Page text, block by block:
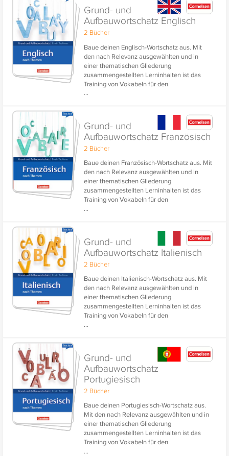
Grund- und
Aufbauwortschatz Englisch
2 Bücher
Baue deinen Englisch-Wortschatz aus. Mit
den nach Relevanz ausgewählten und in
einer thematischen Gliederung
zusammengestellten Lerninhalten ist das
Training von Vokabeln für den
Grundwortschatz und den Erweiterten
Die praktische Vertonung aller Vokabeln
stärkt das Einüben der Aussprache.
...
Grund- und
Aufbauwortschatz Französisch
2 Bücher
Baue deinen Französisch-Wortschatz aus. Mit
den nach Relevanz ausgewählten und in
einer thematischen Gliederung
zusammengestellten Lerninhalten ist das
Training von Vokabeln für den
Grundwortschatz und den Erweiterten
Die praktische Vertonung aller Vokabeln
stärkt das Einüben der Aussprache.
...
Grund- und
Aufbauwortschatz Italienisch
2 Bücher
Baue deinen Italienisch-Wortschatz aus. Mit
den nach Relevanz ausgewählten und in
einer thematischen Gliederung
zusammengestellten Lerninhalten ist das
Training von Vokabeln für den
Grundwortschatz und den Erweiterten
Die praktische Vertonung aller Vokabeln
stärkt das Einüben der Aussprache.
...
Grund- und
Aufbauwortschatz
Portugiesisch
2 Bücher
Baue deinen Portugiesisch-Wortschatz aus.
Mit den nach Relevanz ausgewählten und in
einer thematischen Gliederung
zusammengestellten Lerninhalten ist das
Training von Vokabeln für den
Grundwortschatz und den Erweiterten
...